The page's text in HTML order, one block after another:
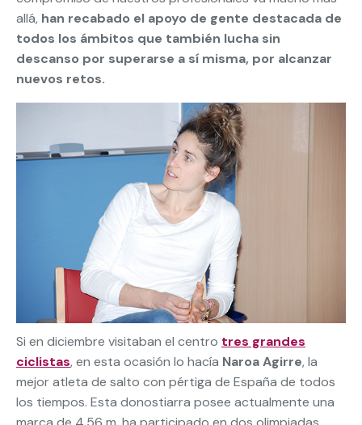
allá, han recabado el apoyo de gente destacada de
todos los ámbitos que también lucha sin
descanso por superarse a sí misma, por alcanzar
nuevos retos.
Si en diciembre visitaban el centro tres grandes
ciclistas, en esta ocasión lo hacía Naroa Agirre, la
mejor atleta de salto con pértiga de España de todos
los tiempos. Esta donostiarra posee actualmente una